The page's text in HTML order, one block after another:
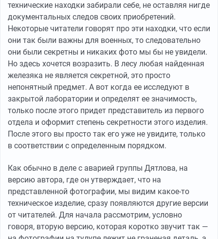
технические находки забирали себе, не оставляя нигде
документальных следов своих приобретений.
Некоторые читатели говорят про эти находки, что если
они так были важны для военных, то следовательно
они были секретны и никаких фото мы бы не увидели.
Но здесь хочется возразить. В лесу любая найденная
железяка не является секретной, это просто
непонятный предмет. А вот когда ее исследуют в
закрытой лаборатории и определят ее значимость,
только после этого придет представитель из первого
отдела и оформит степень секретности этого изделия.
После этого вы просто так его уже не увидите, только
в соответствии с определенным порядком.
Как обычно в деле с аварией группы Дятлова, на
версию автора, где он утверждает, что на
представленной фотографии, мы видим какое-то
техническое изделие, сразу появляются другие версии
от читателей. Для начала рассмотрим, условно
говоря, вторую версию, которая коротко звучит так —